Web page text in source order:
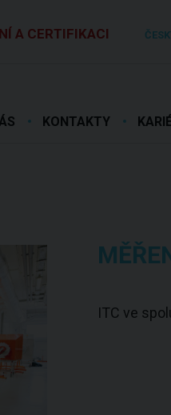
A CERTIFIKACI
KONTAKTY
ITC ve